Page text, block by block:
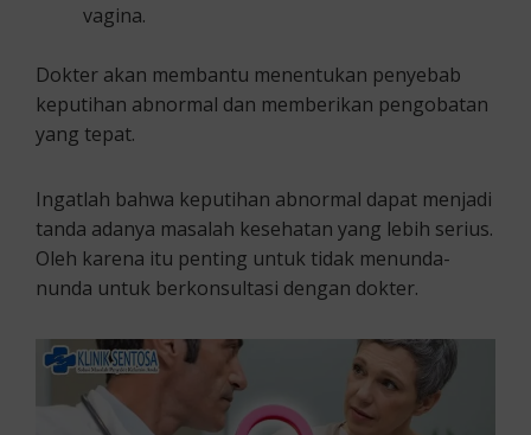
vagina.
Dokter akan membantu menentukan penyebab
keputihan abnormal dan memberikan pengobatan
yang tepat.
Ingatlah bahwa keputihan abnormal dapat menjadi
tanda adanya masalah kesehatan yang lebih serius.
Oleh karena itu penting untuk tidak menunda-
nunda untuk berkonsultasi dengan dokter.